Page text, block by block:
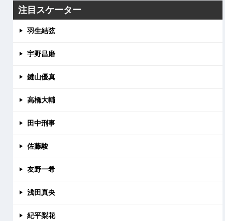
注目スケーター
羽生結弦
宇野昌磨
鍵山優真
高橋大輔
田中刑事
佐藤駿
友野一希
浅田真央
紀平梨花